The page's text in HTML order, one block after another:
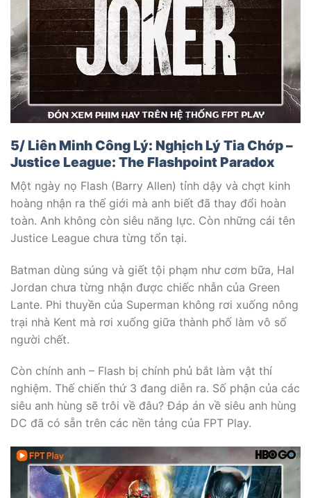
5/ Liên Minh Công Lý: Nghịch Lý Tia Chớp –
Justice League: The Flashpoint Paradox
Một ngày nọ Flash (Barry Allen) tỉnh dậy và chợt kinh
hoàng nhận ra thế giới mà anh biết đã thay đổi hoàn
toàn. Anh không còn siêu năng lực. Còn những cái tên
Justice League chưa từng tổn tại.
Batman dùng súng và giết tội phạm như cơm bữa, Hal
Jordan chưa từng nhận được chiếc nhẫn của Green
Lante. Phi thuyền của Superman không rơi xuống nông
trại nhà Kent mà rơi xuống giữa thành phố làm vô số
người chết.
Còn chính anh – Flash bị chính phủ bắt làm vật thí
nghiệm. Thế chiến thứ 3 đang diễn ra. Số phận của các
siêu anh hùng sẽ trôi về đâu? Đáp án về siêu anh hùng
DC đã có sẵn trên các nền tảng của FPT Play.